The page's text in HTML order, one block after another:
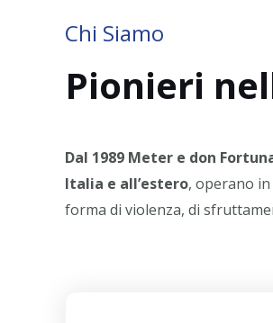
Chi Siamo
Pionieri
Dal 1989 Meter e don
Italia e all’estero, operano
forma di violenza, di
trasparente ha